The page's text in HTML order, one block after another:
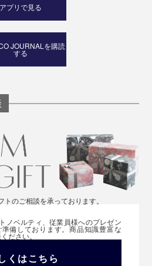
アプリで見る
JOURNALを購読
する
のご相談を承っております。
ノベルティ、従業員様へのプレゼン
備しております。商品知識豊富な
ださい。
くはこちら